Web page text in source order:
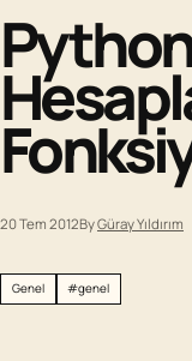
20 Tem 2012ByGüray Yıldırım
Genel #genel